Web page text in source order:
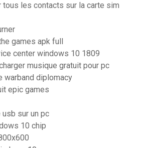
tous les contacts sur la carte sim
games apk full
center windows 10 1809
musique gratuit pour pc
warband diplomacy
epic games
sur un pc
10 chip